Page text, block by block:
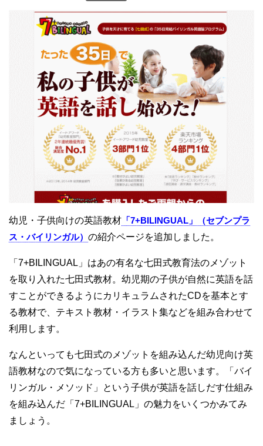
幼児・子供向けの英語教材 「7+BILINGUAL」（セブンプラ
ス・バイリンガル） の紹介ページを追加しました。
「7+BILINGUAL」はあの有名な七田式教育法のメゾット
を取り入れた七田式教材。幼児期の子供が自然に英語を話
すことができるようにカリキュラムされたCDを基本とす
る教材で、テキスト教材・イラスト集などを組み合わせて
利用します。
なんといっても七田式のメゾットを組み込んだ幼児向け英
語教材なので気になっている方も多いと思います。「バイ
リンガル・メソッド」という子供が英語を話しだす仕組み
を組み込んだ「7+BILINGUAL」の魅力をいくつかみてみ
ましょう。